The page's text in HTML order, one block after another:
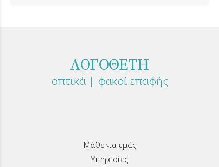
ΛΟΓΟΘΕΤΗ
οπτικά | φακοί επαφής
Μάθε για εμάς
Υπηρεσίες